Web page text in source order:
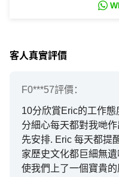
客人真實評價
F0***57評價：
10分欣賞Eric的工作
分細心每天都對我哋
先安排. Eric 每天都提醒我們要留意安全, 將每一個國
家歷史文化都巨細無
使我們上了一個寶貴